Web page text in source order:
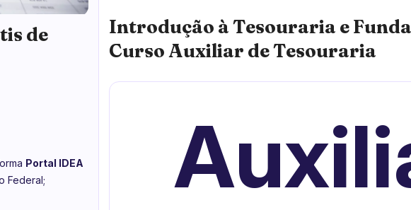
de
Portal IDEA
Federal;
Introdução à Tesouraria e
Curso Auxiliar de Tesouraria